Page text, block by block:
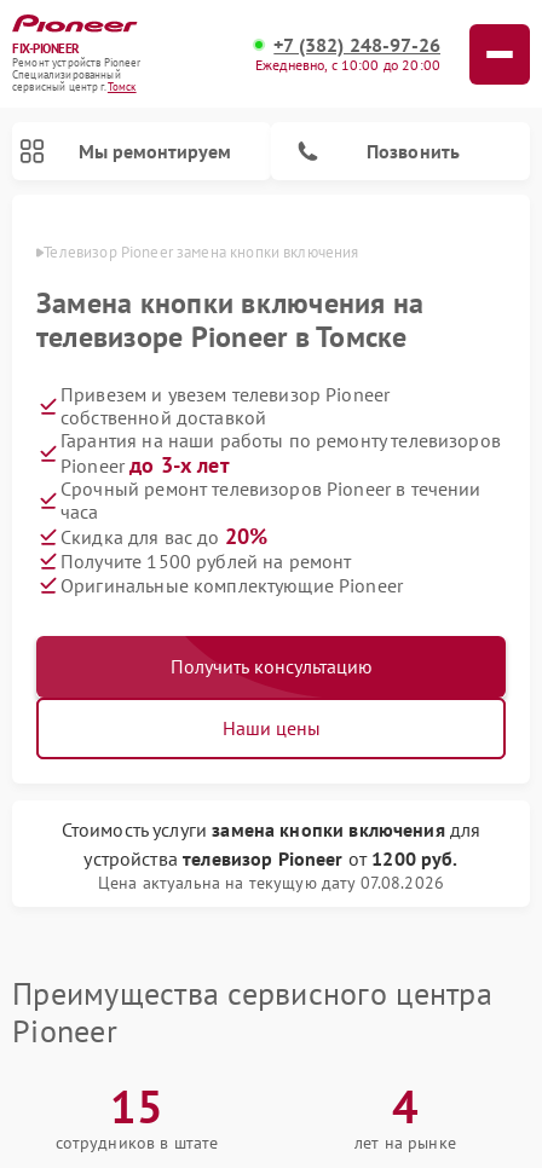
FIX-PIONEER
Ремонт устройств Pioneer
Специализированный
cервисный центр г.Томск
+7 (382) 248-97-26
Ежедневно, с 10:00 до 20:00
Мы ремонтируем Позвонить
Телевизор Pioneer замена кнопки включения
Замена кнопки включения на
телевизоре Pioneer в Томске
Привезем и увезем телевизор Pioneer
собственной доставкой
Гарантия на наши работы по ремонту телевизоров
Pioneerдо 3-х лет
Срочный ремонт телевизоров Pioneer в течении
часа
Скидка для вас до 20%
Получите 1500 рублей на ремонт
Оригинальные комплектующие Pioneer
Получить консультацию
Наши цены
Стоимость услугизамена кнопки включениядля
устройствателевизор Pioneer от 1200 руб.
Цена актуальна на текущую дату 07.08.2026
Преимущества сервисного центра
Pioneer
15
сотрудников в штате
4
лет на рынке